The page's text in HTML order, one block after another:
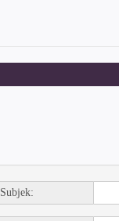
Subjek: